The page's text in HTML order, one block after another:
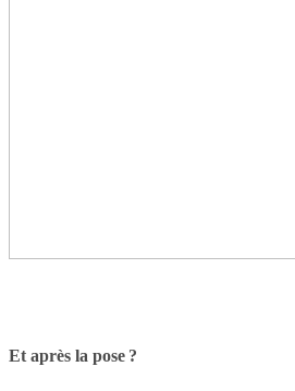
Et après la pose ?